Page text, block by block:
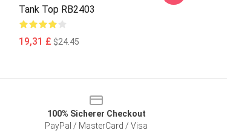
Tank Top RB2403
19,31 £ $24.45
100% Sicherer Checkout
PayPal / MasterCard / Visa